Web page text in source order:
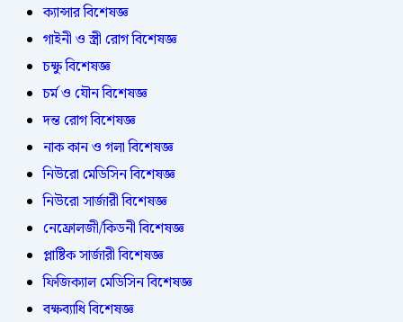
ক্যান্সার বিশেষজ্ঞ
গাইনী ও স্ত্রী রোগ বিশেষজ্ঞ
চক্ষু বিশেষজ্ঞ
চর্ম ও যৌন বিশেষজ্ঞ
দন্ত রোগ বিশেষজ্ঞ
নাক কান ও গলা বিশেষজ্ঞ
নিউরো মেডিসিন বিশেষজ্ঞ
নিউরো সার্জারী বিশেষজ্ঞ
নেফ্রোলজী/কিডনী বিশেষজ্ঞ
প্লাষ্টিক সার্জারী বিশেষজ্ঞ
ফিজিক্যাল মেডিসিন বিশেষজ্ঞ
বক্ষব্যাধি বিশেষজ্ঞ